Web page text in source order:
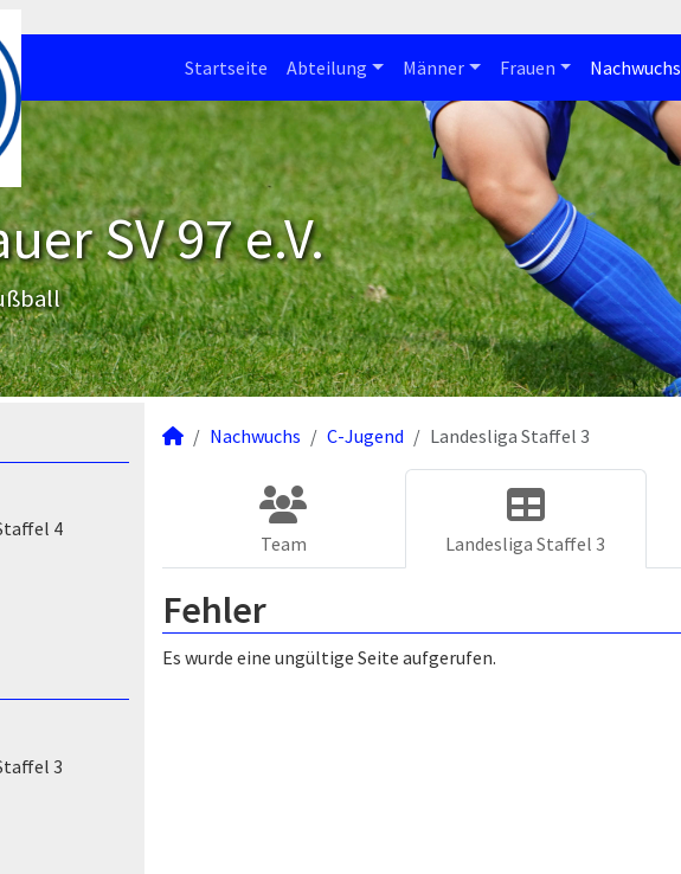
Startseite Abteilung Männer Frauen Nachwuchs
SV 97 e.V.
4
3
Nachwuchs C-Jugend Landesliga Staffel 3
Team Landesliga Staffel 3
Fehler
Es wurde eine ungültige Seite aufgerufen.